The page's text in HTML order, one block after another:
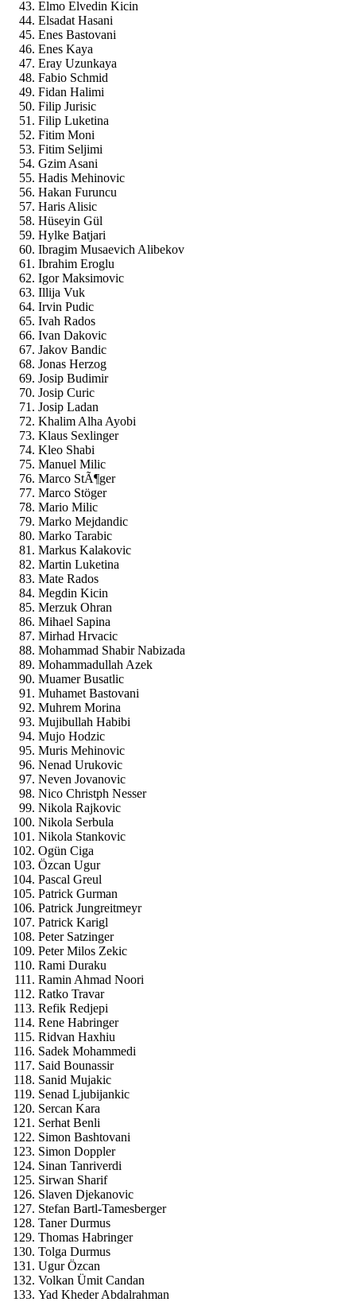
Elmo Elvedin Kicin
Elsadat Hasani
Enes Bastovani
Enes Kaya
Eray Uzunkaya
Fabio Schmid
Fidan Halimi
Filip Jurisic
Filip Luketina
Fitim Moni
Fitim Seljimi
Gzim Asani
Hadis Mehinovic
Hakan Furuncu
Haris Alisic
Hüseyin Gül
Hylke Batjari
Ibragim Musaevich Alibekov
Ibrahim Eroglu
Igor Maksimovic
Illija Vuk
Irvin Pudic
Ivah Rados
Ivan Dakovic
Jakov Bandic
Jonas Herzog
Josip Budimir
Josip Curic
Josip Ladan
Khalim Alha Ayobi
Klaus Sexlinger
Kleo Shabi
Manuel Milic
Marco StÃ¶ger
Marco Stöger
Mario Milic
Marko Mejdandic
Marko Tarabic
Markus Kalakovic
Martin Luketina
Mate Rados
Megdin Kicin
Merzuk Ohran
Mihael Sapina
Mirhad Hrvacic
Mohammad Shabir Nabizada
Mohammadullah Azek
Muamer Busatlic
Muhamet Bastovani
Muhrem Morina
Mujibullah Habibi
Mujo Hodzic
Muris Mehinovic
Nenad Urukovic
Neven Jovanovic
Nico Christph Nesser
Nikola Rajkovic
Nikola Serbula
Nikola Stankovic
Ogün Ciga
Özcan Ugur
Pascal Greul
Patrick Gurman
Patrick Jungreitmeyr
Patrick Karigl
Peter Satzinger
Peter Milos Zekic
Rami Duraku
Ramin Ahmad Noori
Ratko Travar
Refik Redjepi
Rene Habringer
Ridvan Haxhiu
Sadek Mohammedi
Said Bounassir
Sanid Mujakic
Senad Ljubijankic
Sercan Kara
Serhat Benli
Simon Bashtovani
Simon Doppler
Sinan Tanriverdi
Sirwan Sharif
Slaven Djekanovic
Stefan Bartl-Tamesberger
Taner Durmus
Thomas Habringer
Tolga Durmus
Ugur Özcan
Volkan Ümit Candan
Yad Kheder Abdalrahman